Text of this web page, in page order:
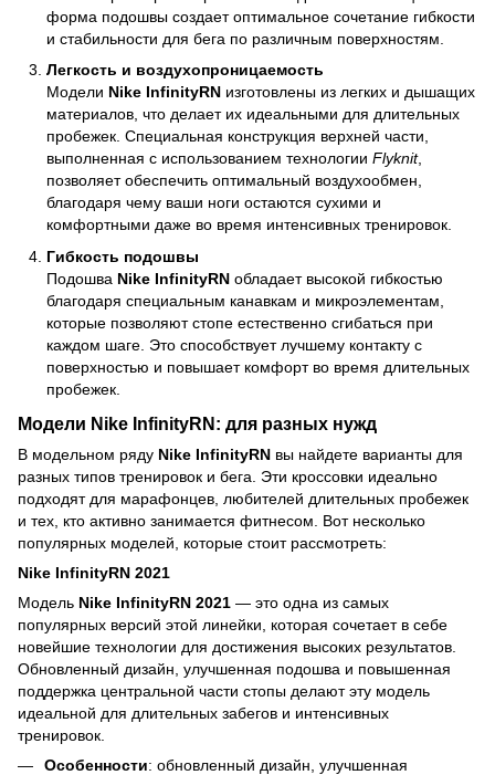
форма подошвы создает оптимальное сочетание гибкости
и стабильности для бега по различным поверхностям.
Легкость и воздухопроницаемость
Модели Nike InfinityRN изготовлены из легких и дышащих
материалов, что делает их идеальными для длительных
пробежек. Специальная конструкция верхней части,
выполненная с использованием технологии Flyknit,
позволяет обеспечить оптимальный воздухообмен,
благодаря чему ваши ноги остаются сухими и
комфортными даже во время интенсивных тренировок.
Гибкость подошвы
Подошва Nike InfinityRN обладает высокой гибкостью
благодаря специальным канавкам и микроэлементам,
которые позволяют стопе естественно сгибаться при
каждом шаге. Это способствует лучшему контакту с
поверхностью и повышает комфорт во время длительных
пробежек.
Модели Nike InfinityRN: для разных нужд
В модельном ряду Nike InfinityRN вы найдете варианты для
разных типов тренировок и бега. Эти кроссовки идеально
подходят для марафонцев, любителей длительных пробежек
и тех, кто активно занимается фитнесом. Вот несколько
популярных моделей, которые стоит рассмотреть:
Nike InfinityRN 2021
Модель Nike InfinityRN 2021 — это одна из самых
популярных версий этой линейки, которая сочетает в себе
новейшие технологии для достижения высоких результатов.
Обновленный дизайн, улучшенная подошва и повышенная
поддержка центральной части стопы делают эту модель
идеальной для длительных забегов и интенсивных
тренировок.
Особенности: обновленный дизайн, улучшенная